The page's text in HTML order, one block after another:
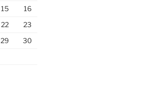
15
16
22
23
29
30